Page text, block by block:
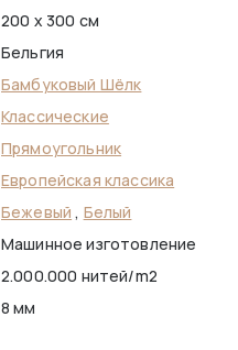
200 x 300 см
Бельгия
Бамбуковый Шёлк
Классические
Прямоугольник
Европейская классика
Бежевый , Белый
Машинное изготовление
2.000.000 нитей/m2
8 мм